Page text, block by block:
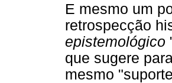
E mesmo um
retrospecção
epistemológico
que sugere
mesmo